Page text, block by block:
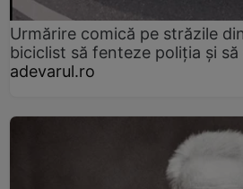
Urmărire comică pe străzile
biciclist să fenteze poliția și
adevarul.ro